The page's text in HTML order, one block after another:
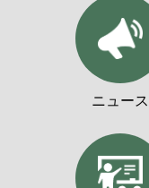
ニュース